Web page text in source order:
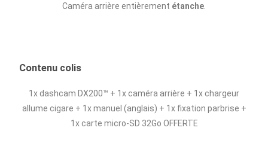
Caméra arrière entièrement étanche
Contenu colis
1x dashcam DX200™ + 1x caméra arrière + 1x chargeur
allume cigare + 1x manuel (anglais) + 1x fixation parbrise +
1x carte micro-SD 32Go OFFERTE